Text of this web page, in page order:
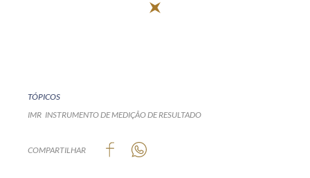
TÓPICOS
IMR INSTRUMENTO DE MEDIÇÃO DE RESULTADO
COMPARTILHAR